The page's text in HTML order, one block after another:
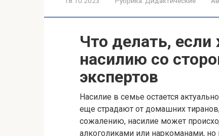
Что делать, если
насилию со
экспертов
Насилие в семье остается
еще страдают от домашних
сожалению, насилие может
алкоголиками или наркоманами, но